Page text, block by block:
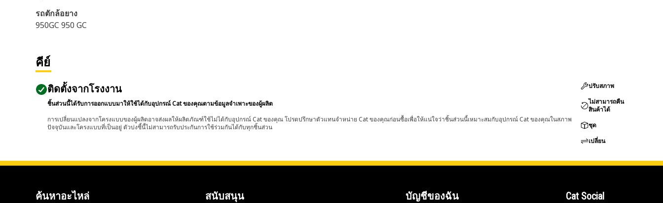
รถตักล้อยาง
950GC 950 GC
คีย์
ติดตั้งจากโรงงาน
ชิ้นส่วนนี้ได้รับการออกแบบมาให้ใช้ได้กับอุปกรณ์ Cat ของคุณตามข้อมูลจำเพาะของผู้ผลิต
การเปลี่ยนแปลงจากโครงแบบของผู้ผลิตอาจส่งผลให้ผลิตภัณฑ์ใช้ไม่ได้กับอุปกรณ์ Cat ของคุณ โปรดปรึกษาตัวแทนจำหน่าย Cat ของคุณก่อนซื้อเพื่อให้แน่ใจว่าชิ้นส่วนนี้เหมาะสมกับอุปกรณ์ Cat ของคุณในสภาพ
ปัจจุบันและโครงแบบที่เป็นอยู่ ตัวบ่งชี้นี้ไม่สามารถรับประกันการใช้ร่วมกันได้กับทุกชิ้นส่วน
ปรับสภาพ
ไม่สามารถคืน
สินค้าได้
ชุด
เปลี่ยน
ค้นหาอะไหล่ สนับสนุน บัญชีของฉัน Cat Social